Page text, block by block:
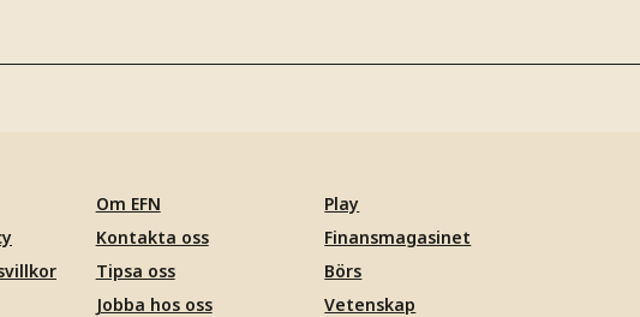
Om EFN
Kontakta oss
Tipsa oss
Jobba hos oss
Play
Finansmagasinet
Börs
Vetenskap